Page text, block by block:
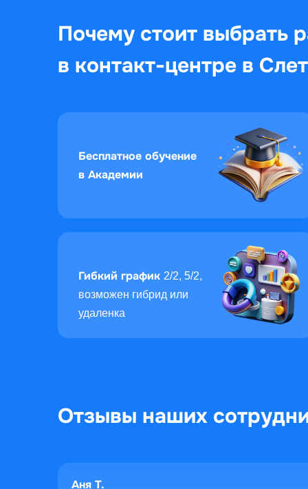
Почему стоит выбрать
в контакт-центре в
Бесплатное обучение
в Академии
Гибкий график 2/2, 5/2,
возможен гибрид или
удаленка
Отзывы наших
Аня Т.